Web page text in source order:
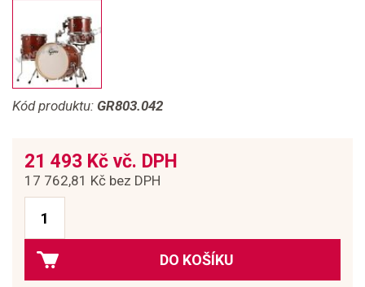
Kód produktu: GR803.042
21 493 Kč vč. DPH
17 762,81 Kč bez DPH
DO KOŠÍKU